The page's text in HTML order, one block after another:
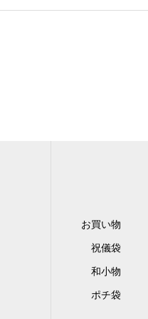
お買い物
祝儀袋
和小物
ポチ袋